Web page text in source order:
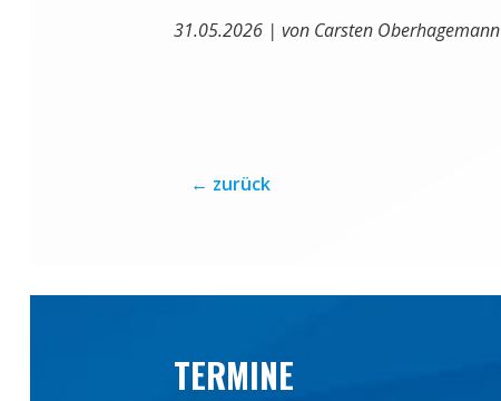
31.05.2026 | von Carsten Oberhagemann
← zurück
TERMINE